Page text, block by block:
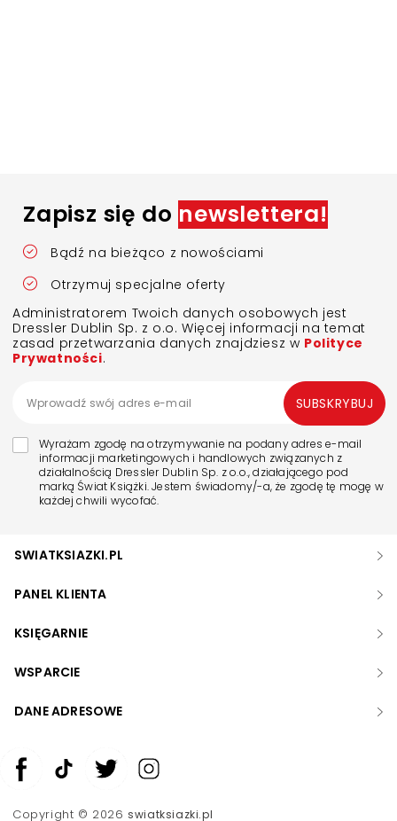
Zapisz się do newslettera!
Bądź na bieżąco z nowościami
Otrzymuj specjalne oferty
Administratorem Twoich danych osobowych jest
Dressler Dublin Sp. z o.o. Więcej informacji na temat
zasad przetwarzania danych znajdziesz w Polityce
Prywatności.
Wyrażam zgodę na otrzymywanie na podany adres e-mail
informacji marketingowych i handlowych związanych z
działalnością Dressler Dublin Sp. z o.o., działającego pod
marką Świat Książki. Jestem świadomy/-a, że zgodę tę mogę w
każdej chwili wycofać.
SUBSKRYBUJ
SWIATKSIAZKI.PL
PANEL KLIENTA
KSIĘGARNIE
WSPARCIE
DANE ADRESOWE
Copyright © 2026swiatksiazki.pl
Zwiększ rozmiar czcionki